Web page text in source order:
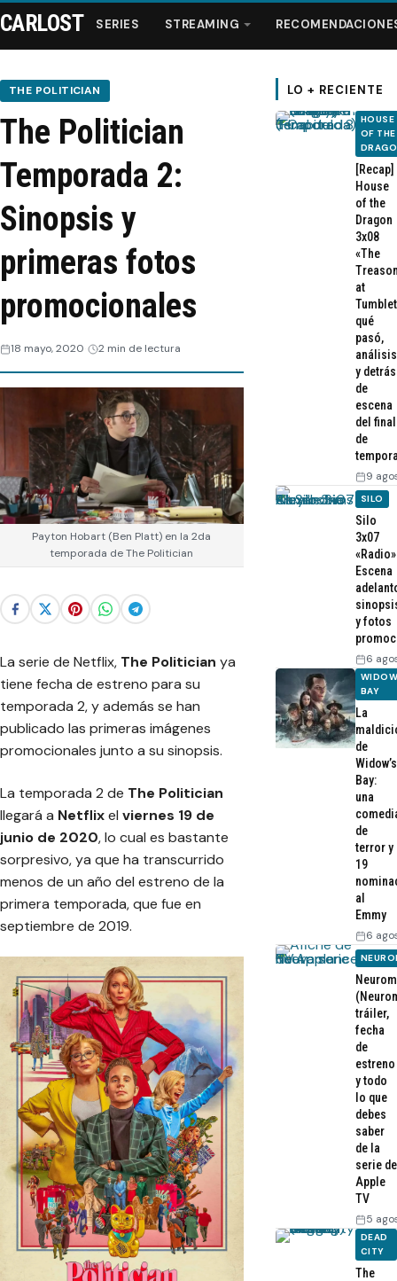
Series
Streaming
Recomendaciones
CARLOST SERIES STREAMING
THE POLITICIAN
The Politician
Temporada 2:
Sinopsis y
primeras fotos
promocionales
18 mayo, 2020 2 min de lectura
Payton Hobart (Ben Platt) en la 2da
temporada de The Politician
La serie de Netflix, The Politician ya
tiene fecha de estreno para su
temporada 2, y además se han
publicado las primeras imágenes
promocionales junto a su sinopsis.
La temporada 2 de The Politician
llegará a Netflixel viernes 19 de
junio de 2020, lo cual es bastante
sorpresivo, ya que ha transcurrido
menos de un año del estreno de la
primera temporada, que fue en
septiembre de 2019.
LO + RECIENTE
HOUSE
OF THE
[Recap]
House
of the
Dragon
3x08
«The
at
qué
pasó,
análisis
y detrás
de
escena
del final
de
9
SILO
Silo
3x07
Escena
y fotos
6
BAY
La
de
Widow’s
Bay:
una
de
terror y
19
al
Emmy
6
tráiler,
fecha
de
estreno
y todo
lo que
debes
saber
de la
serie de
Apple
TV
5
DEAD
CITY
The